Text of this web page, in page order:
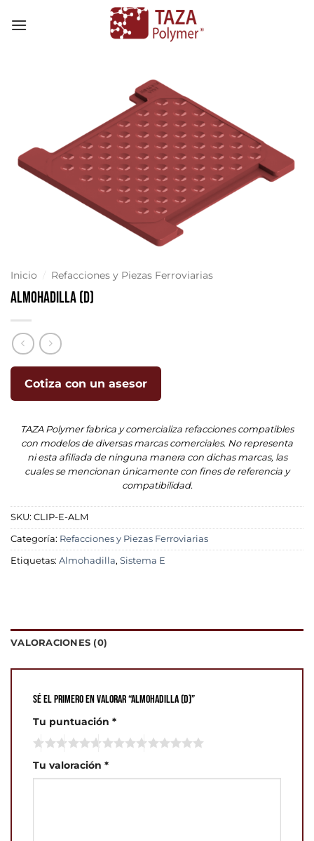
Inicio Refacciones y Piezas Ferroviarias
Almohadilla (D)
Cotiza con un asesor
TAZA Polymer fabrica y comercializa refacciones compatibles
con modelos de diversas marcas comerciales. No representa
ni esta afiliada de ninguna manera con dichas marcas, las
cuales se mencionan únicamente con fines de referencia y
compatibilidad.
SKU: CLIP-E-ALM
Categoría: Refacciones y Piezas Ferroviarias
Etiquetas: Almohadilla, Sistema E
VALORACIONES (0)
Sé el primero en valorar “Almohadilla (D)”
Tu puntuación *
Tu valoración *